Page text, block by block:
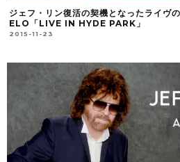
ジェフ・リン復活の契機となったライヴ
ELO「LIVE IN HYDE PARK」
2015-11-23